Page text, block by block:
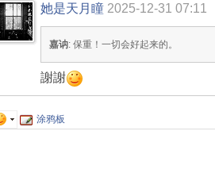
她是天月瞳 2025-12-31 07:11
嘉讷: 保重！一切会好起来的。
謝謝
涂鸦板